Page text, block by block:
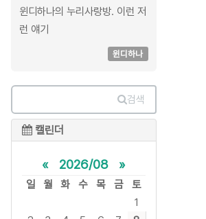
윈디하나의 누리사랑방. 이런 저
런 얘기
윈디하나
검색
캘린더
« 2026/08 »
일 월 화 수 목 금
토
1